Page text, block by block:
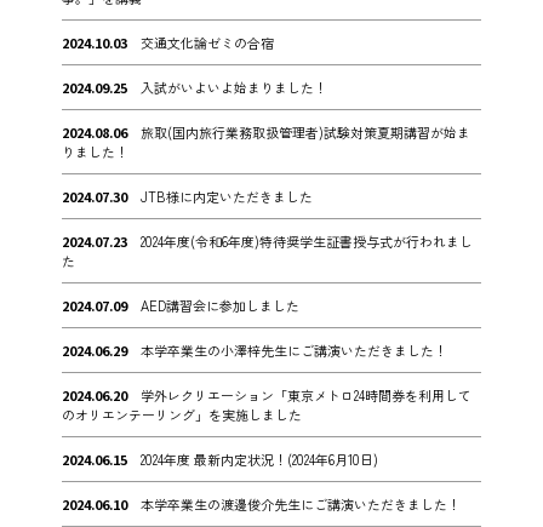
2024.10.03 交通文化論ゼミの合宿
2024.09.25 入試がいよいよ始まりました！
2024.08.06
旅取(国内旅行業務取扱管理者)試験対策夏期講習が始ま
りました！
2024.07.30 JTB様に内定いただきました
2024.07.23
2024年度(令和6年度)特待奨学生証書授与式が行われまし
た
2024.07.09 AED講習会に参加しました
2024.06.29 本学卒業生の小澤梓先生にご講演いただきました！
2024.06.20
学外レクリエーション「東京メトロ24時間券を利用して
のオリエンテーリング」を実施しました
2024.06.15 2024年度 最新内定状況！(2024年6月10日)
2024.06.10 本学卒業生の渡邊俊介先生にご講演いただきました！